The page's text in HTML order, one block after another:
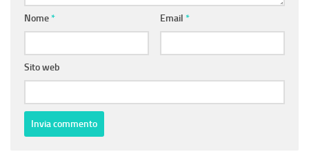
Nome* Email *
Sito web